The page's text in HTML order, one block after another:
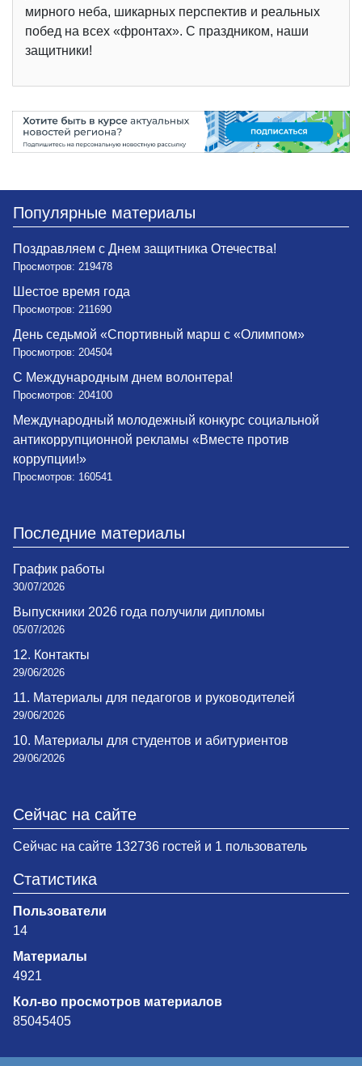
мирного неба, шикарных перспектив и реальных
побед на всех «фронтах». С праздником, наши
защитники!
Популярные материалы
Поздравляем с Днем защитника Отечества!
Просмотров: 219478
Шестое время года
Просмотров: 211690
День седьмой «Спортивный марш с «Олимпом»
Просмотров: 204504
С Международным днем волонтера!
Просмотров: 204100
Международный молодежный конкурс социальной
антикоррупционной рекламы «Вместе против
коррупции!»
Просмотров: 160541
Последние материалы
График работы
30/07/2026
Выпускники 2026 года получили дипломы
05/07/2026
12. Контакты
29/06/2026
11. Материалы для педагогов и руководителей
29/06/2026
10. Материалы для студентов и абитуриентов
29/06/2026
Сейчас на сайте
Сейчас на сайте 132736 гостей и 1 пользователь
Статистика
Пользователи
14
Материалы
4921
Кол-во просмотров материалов
85045405